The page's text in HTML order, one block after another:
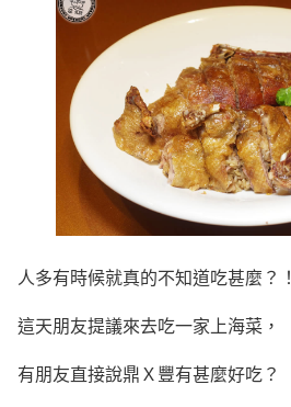
人多有時候就真的不知道吃甚麼？！
這天朋友提議來去吃一家上海菜，
有朋友直接說鼎Ｘ豐有甚麼好吃？